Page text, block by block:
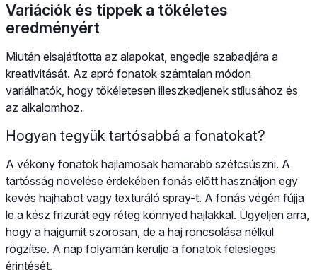
Variációk és tippek a tökéletes
eredményért
Miután elsajátította az alapokat, engedje szabadjára a
kreativitását. Az apró fonatok számtalan módon
variálhatók, hogy tökéletesen illeszkedjenek stílusához és
az alkalomhoz.
Hogyan tegyük tartósabbá a fonatokat?
A vékony fonatok hajlamosak hamarabb szétcsúszni. A
tartósság növelése érdekében fonás előtt használjon egy
kevés hajhabot vagy texturáló spray-t. A fonás végén fújja
le a kész frizurát egy réteg könnyed hajlakkal. Ügyeljen arra,
hogy a hajgumit szorosan, de a haj roncsolása nélkül
rögzítse. A nap folyamán kerülje a fonatok felesleges
érintését.